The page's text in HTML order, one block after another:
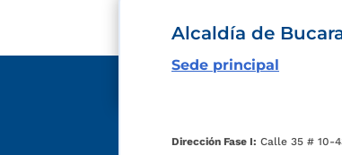
Alcaldía de
Sede principal
Dirección Fase I: Calle 35 # 10-